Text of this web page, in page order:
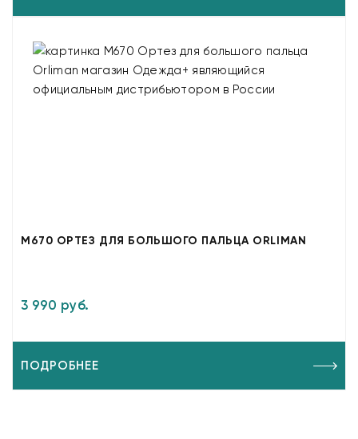
M670 ОРТЕЗ ДЛЯ БОЛЬШОГО ПАЛЬЦА ORLIMAN
3 990 руб.
ПОДРОБНЕЕ